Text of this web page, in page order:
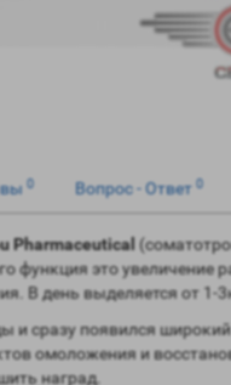
0 Вопрос - Ответ 0
Pharmaceutical
функция это увеличение
В день выделяется от 1-
и сразу появился
омоложения и
наград.